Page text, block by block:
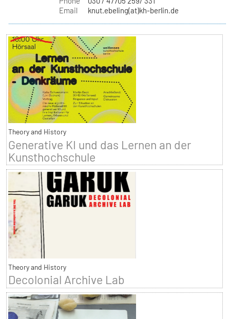
Email
knut.ebeling(at)kh-berlin.de
Theory and History
Generative KI und das Lernen an der
Kunsthochschule
Theory and History
Decolonial Archive Lab